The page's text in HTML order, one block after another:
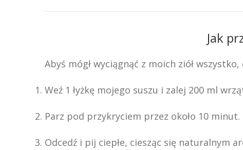
Jak
Abyś mógł wyciągnąć z moich ziół
Weź 1 łyżkę mojego suszu i zalej 200 ml
Parz pod przykryciem przez około 10 minut.
Odcedź i pij ciepłe, ciesząc się naturalnym